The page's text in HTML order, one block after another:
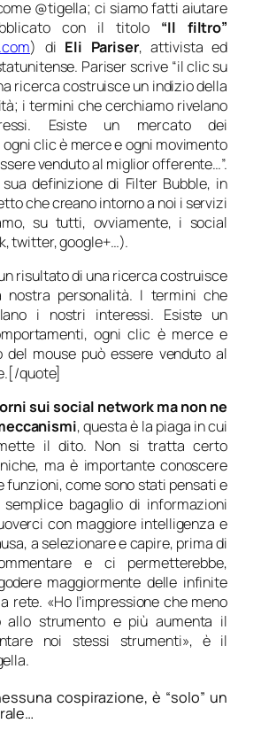
@tigella; ci siamo fatti aiutare
con il titolo “Il filtro”
) di Eli Pariser, attivista ed
Pariser scrive “il clic su
ricerca costruisce un indizio della
i termini che cerchiamo rivelano
Esiste un mercato dei
clic è merce e ogni movimento
venduto al miglior offerente…”.
definizione di Filter Bubble, in
che creano intorno a noi i servizi
su tutti, ovviamente, i social
twitter, google+…).
risultato di una ricerca costruisce
nostra personalità. I termini che
i nostri interessi. Esiste un
ogni clic è merce e
del mouse può essere venduto al
quote]
sui social network ma non ne
, questa è la piaga in cui
il dito. Non si tratta certo
ma è importante conoscere
funzioni, come sono stati pensati e
semplice bagaglio di informazioni
con maggiore intelligenza e
a selezionare e capire, prima di
e ci permetterebbe,
maggiormente delle infinite
rete. «Ho l’impressione che meno
allo strumento e più aumenta il
noi stessi strumenti», è il
cospirazione, è “solo” un